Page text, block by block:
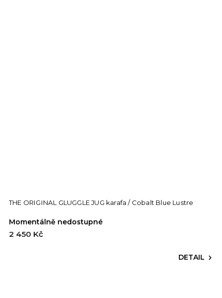
THE ORIGINAL GLUGGLE JUG karafa / Cobalt Blue Lustre
Momentálně nedostupné
2 450 Kč
DETAIL